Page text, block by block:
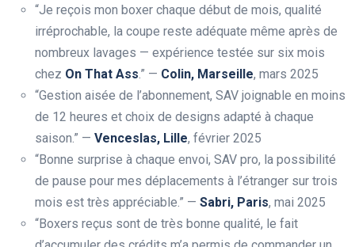
“Je reçois mon boxer chaque début de mois, qualité
irréprochable, la coupe reste adéquate même après de
nombreux lavages — expérience testée sur six mois
chez On That Ass .” — Colin, Marseille, mars 2025
“Gestion aisée de l’abonnement, SAV joignable en moins
de 12 heures et choix de designs adapté à chaque
saison.” — Venceslas, Lille, février 2025
“Bonne surprise à chaque envoi, SAV pro, la possibilité
de pause pour mes déplacements à l’étranger sur trois
mois est très appréciable.” — Sabri, Paris, mai 2025
“Boxers reçus sont de très bonne qualité, le fait